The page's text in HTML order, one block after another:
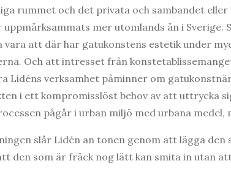
rummet och det privata och sambandet eller
uppmärksammats mer utomlands än i Sverige.
vara att där har gatukonstens estetik under
Och att intresset från
Lidéns verksamhet påminner om
i ett kompromisslöst behov av att uttrycka
pågår i urban miljö med urbana medel,
slår Lidén an tonen genom att lägga den
den som är fräck nog lätt kan smita in utan